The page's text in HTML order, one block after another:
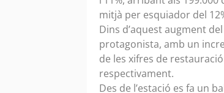
mitjà per esquiador del
Dins d’aquest augment
protagonista, amb un
de les xifres de
respectivament.
Des de l’estació es fa un